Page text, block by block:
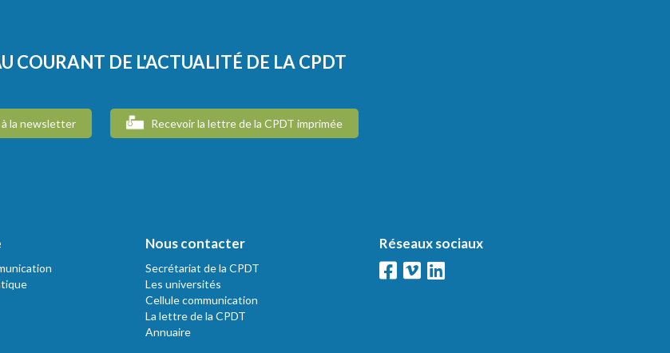
COURANT DE L'ACTUALITÉ DE LA CPDT
la newsletter Recevoir la lettre de la CPDT imprimée
Nous contacter
Secrétariat de la CPDT
Les universités
Cellule communication
La lettre de la CPDT
Annuaire
Réseaux sociaux